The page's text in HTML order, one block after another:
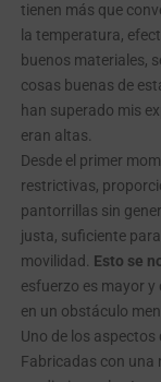
tienen más que
la temperatura,
buenos materiales,
cosas buenas de
han superado mis
eran altas.
Desde el primer
restrictivas,
pantorrillas sin
justa, suficiente
movilidad. Esto se
esfuerzo es mayor
en un obstáculo
Uno de los
Fabricadas con una